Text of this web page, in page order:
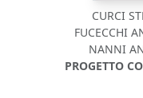
CURCI
FUCECCHI
NANNI
PROGETTO